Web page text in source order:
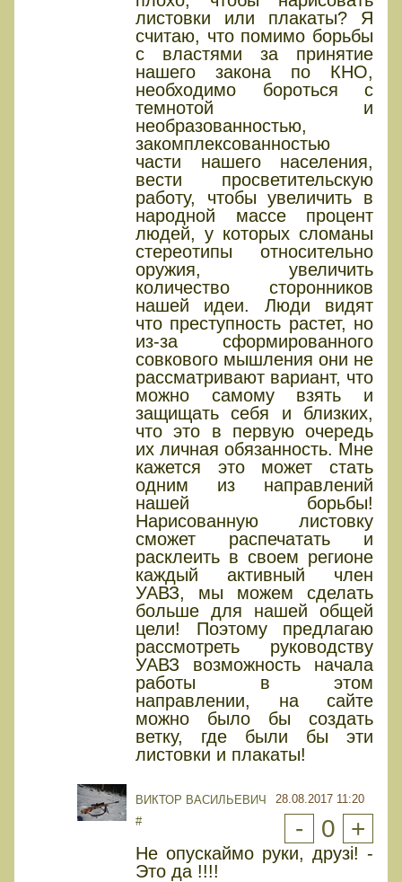
листовки или плакаты? Я
считаю, что помимо борьбы
с властями за принятие
нашего закона по КНО,
необходимо бороться с
темнотой и
необразованностью,
закомплексованностью
части нашего населения,
вести просветительскую
работу, чтобы увеличить в
народной массе процент
людей, у которых сломаны
стереотипы относительно
оружия, увеличить
количество сторонников
нашей идеи. Люди видят
что преступность растет, но
из-за сформированного
совкового мышления они не
рассматривают вариант, что
можно самому взять и
защищать себя и близких,
что это в первую очередь
их личная обязанность. Мне
кажется это может стать
одним из направлений
нашей борьбы!
Нарисованную листовку
сможет распечатать и
расклеить в своем регионе
каждый активный член
УАВЗ, мы можем сделать
больше для нашей общей
цели! Поэтому предлагаю
рассмотреть руководству
УАВЗ возможность начала
работы в этом
направлении, на сайте
можно было бы создать
ветку, где были бы эти
листовки и плакаты!
ВИКТОР ВАСИЛЬЕВИЧ
28.08.2017 11:20
#
- 0 +
Не опускаймо руки, друзі! -
Это да !!!!